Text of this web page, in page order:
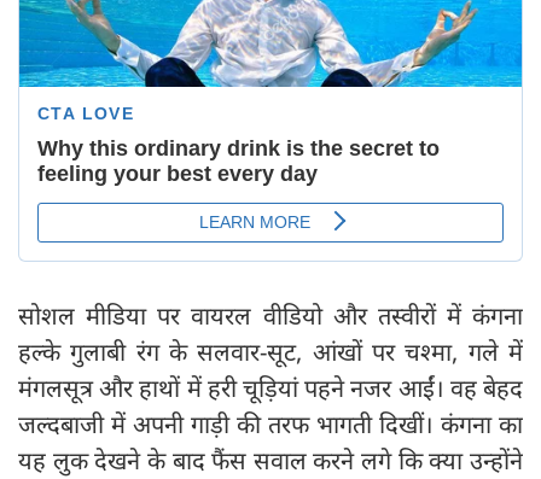
सोशल मीडिया पर वायरल वीडियो और तस्वीरों में कंगना
हल्के गुलाबी रंग के सलवार-सूट, आंखों पर चश्मा, गले में
मंगलसूत्र और हाथों में हरी चूड़ियां पहने नजर आईं। वह बेहद
जल्दबाजी में अपनी गाड़ी की तरफ भागती दिखीं। कंगना का
यह लुक देखने के बाद फैंस सवाल करने लगे कि क्या उन्होंने